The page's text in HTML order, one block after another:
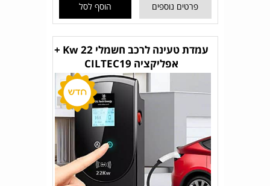
פרטים נוספים הוסף לסל
עמדת טעינה לרכב חשמלי 22 Kw +
אפליקציה CILTEC19